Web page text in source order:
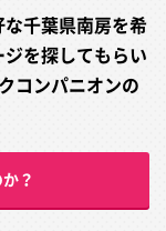
千葉県南房を希
を探してもらい
コンパニオンの
？